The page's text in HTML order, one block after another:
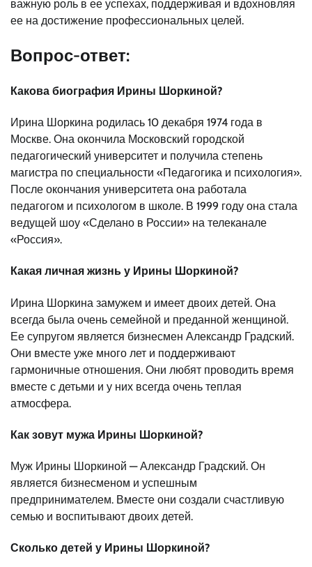
важную роль в ее успехах, поддерживая и вдохновляя
ее на достижение профессиональных целей.
Вопрос-ответ:
Какова биография Ирины Шоркиной?
Ирина Шоркина родилась 10 декабря 1974 года в
Москве. Она окончила Московский городской
педагогический университет и получила степень
магистра по специальности «Педагогика и психология».
После окончания университета она работала
педагогом и психологом в школе. В 1999 году она стала
ведущей шоу «Сделано в России» на телеканале
«Россия».
Какая личная жизнь у Ирины Шоркиной?
Ирина Шоркина замужем и имеет двоих детей. Она
всегда была очень семейной и преданной женщиной.
Ее супругом является бизнесмен Александр Градский.
Они вместе уже много лет и поддерживают
гармоничные отношения. Они любят проводить время
вместе с детьми и у них всегда очень теплая
атмосфера.
Как зовут мужа Ирины Шоркиной?
Муж Ирины Шоркиной — Александр Градский. Он
является бизнесменом и успешным
предпринимателем. Вместе они создали счастливую
семью и воспитывают двоих детей.
Сколько детей у Ирины Шоркиной?